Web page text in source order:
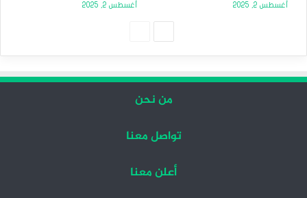
أغسطس 2, 2025 أغسطس 2, 2025
من نحن
تواصل معنا
أعلن معنا